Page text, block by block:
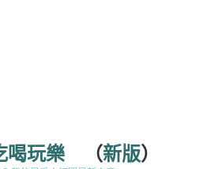
喝玩樂 （新版）